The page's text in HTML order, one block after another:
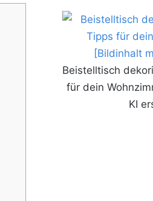
Beistelltisch
für dein
KI